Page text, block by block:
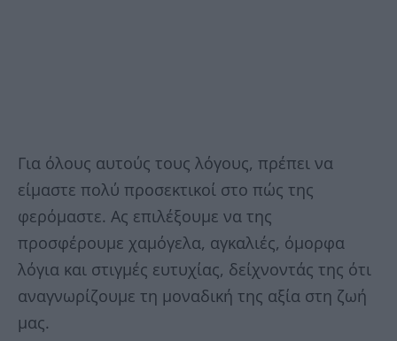
Για όλους αυτούς τους λόγους, πρέπει να
είμαστε πολύ προσεκτικοί στο πώς της
φερόμαστε. Ας επιλέξουμε να της
προσφέρουμε χαμόγελα, αγκαλιές, όμορφα
λόγια και στιγμές ευτυχίας, δείχνοντάς της ότι
αναγνωρίζουμε τη μοναδική της αξία στη ζωή
μας.